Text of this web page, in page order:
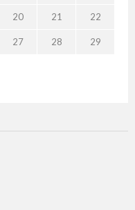
20 21 22
27 28 29